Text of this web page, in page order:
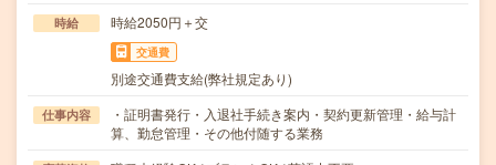
時給 時給2050円＋交
交通費
別途交通費支給(弊社規定あり)
仕事内容
・証明書発行・入退社手続き案内・契約更新管理・給与計
算、勤怠管理・その他付随する業務